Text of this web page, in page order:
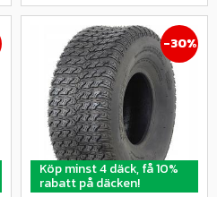
Köp minst 4 däck, få 10%
rabatt på däcken!
30%